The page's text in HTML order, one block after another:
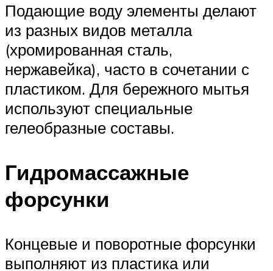
Подающие воду элементы делают
из разных видов металла
(хромированная сталь,
нержавейка), часто в сочетании с
пластиком. Для бережного мытья
используют специальные
гелеобразные составы.
Гидромассажные
форсунки
Концевые и поворотные форсунки
выполняют из пластика или